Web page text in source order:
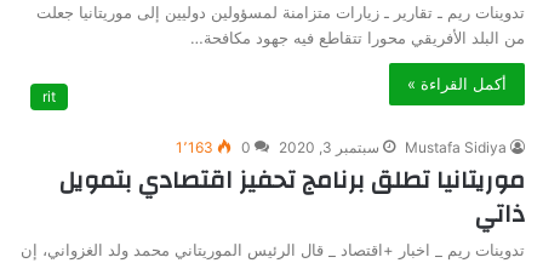
تدوينات ريم ـ تقارير ـ زيارات متزامنة لمسؤولين دوليين إلى موريتانيا جعلت
من البلد الأفريقي محورا تتقاطع فيه جهود مكافحة…
أكمل القراءة »
Mustafa Sidiya سبتمبر 3, 2020 0 1٬163
موريتانيا تطلق برنامج تحفيز اقتصادي بتمويل
ذاتي
تدوينات ريم _ اخبار +اقتصاد _ قال الرئيس الموريتاني محمد ولد الغزواني، إن